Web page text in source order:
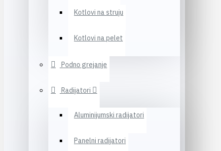
Kotlovi na struju
Kotlovi na pelet
Podno grejanje
Radijatori
Aluminijumski radijatori
Panelni radijatori